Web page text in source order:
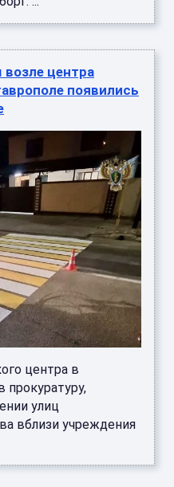
центра
появились
центра в
прокуратуру,
улиц
вблизи учреждения